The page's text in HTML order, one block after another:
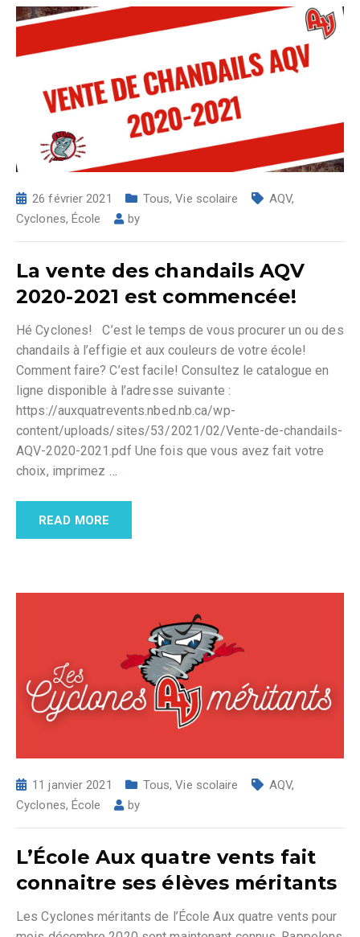
26 février 2021 Tous,Vie scolaire AQV,
Cyclones,École by
La vente des chandails AQV
2020-2021 est commencée!
Hé Cyclones! C’est le temps de vous procurer un ou des
chandails à l’effigie et aux couleurs de votre école!
Comment faire? C’est facile! Consultez le catalogue en
ligne disponible à l’adresse suivante :
https://auxquatrevents.nbed.nb.ca/wp-
content/uploads/sites/53/2021/02/Vente-de-chandails-
AQV-2020-2021.pdf Une fois que vous avez fait votre
choix, imprimez …
READ MORE
11 janvier 2021 Tous,Vie scolaire AQV,
Cyclones,École by
L’École Aux quatre vents fait
connaitre ses élèves méritants
Les Cyclones méritants de l’École Aux quatre vents pour